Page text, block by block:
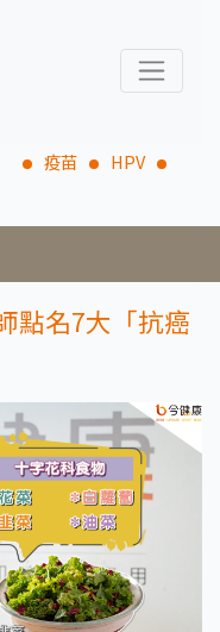
疫苗
HPV
點名7大「抗癌